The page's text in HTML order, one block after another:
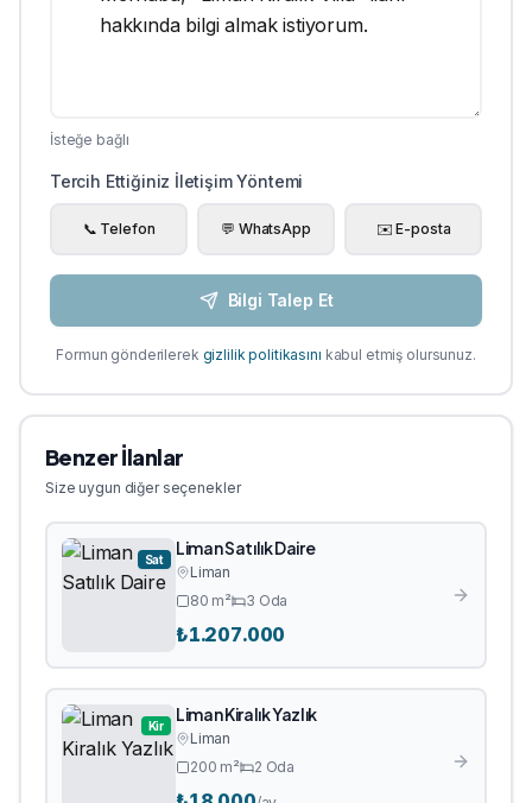
İsteğe bağlı
Tercih Ettiğiniz İletişim Yöntemi
📞 Telefon 💬 WhatsApp ✉️ E-posta
Bilgi Talep Et
Formun gönderilerek gizlilik politikasını kabul etmiş olursunuz.
Benzer İlanlar
Size uygun diğer seçenekler
Sat
Liman Satılık Daire
Liman
80 m² 3 Oda
₺1.207.000
Kir
Liman Kiralık Yazlık
Liman
200 m² 2 Oda